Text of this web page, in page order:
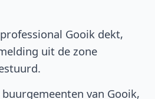
Gooik dekt,
uit de zone
buurgemeenten van Gooik,